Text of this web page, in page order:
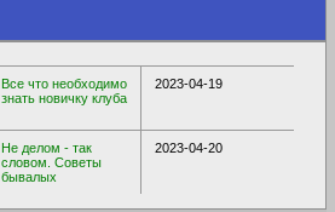
Все что необходимо
знать новичку клуба
2023-04-19
Не делом - так
словом. Советы
бывалых
2023-04-20